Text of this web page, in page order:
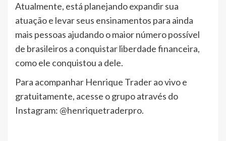
Atualmente, está planejando expandir sua
atuação e levar seus ensinamentos para ainda
mais pessoas ajudando o maior número possível
de brasileiros a conquistar liberdade financeira,
como ele conquistou a dele.
Para acompanhar Henrique Trader ao vivo e
gratuitamente, acesse o grupo através do
Instagram: @henriquetraderpro.